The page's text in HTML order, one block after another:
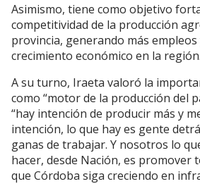
Asimismo, tiene como objetivo
competitividad de la producción
provincia, generando más
crecimiento económico en la región.
A su turno, Iraeta valoró la
como “motor de la producción del
“hay intención de producir más y
intención, lo que hay es gente
ganas de trabajar. Y nosotros lo
hacer, desde Nación, es promover
que Córdoba siga creciendo en